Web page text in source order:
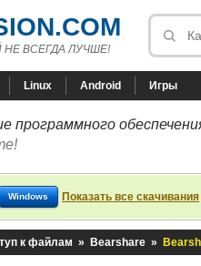
ВСЕГДА ЛУЧШЕ!
Linux Android Игры
программного
Windows Показать все скачивания
к файлам » Bearshare »